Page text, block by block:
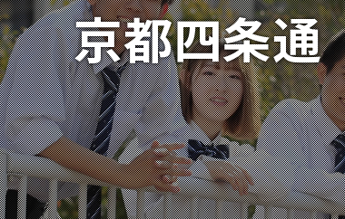
京都四条通